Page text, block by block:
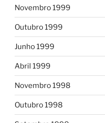
Novembro 1999
Outubro 1999
Junho 1999
Abril 1999
Novembro 1998
Outubro 1998